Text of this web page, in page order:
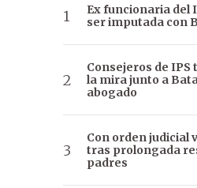
Ex funcionaria del
ser imputada con
Consejeros de
la mira junto a
abogado
Con orden judicial
tras prolongada
padres